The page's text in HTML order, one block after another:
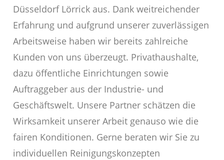
Düsseldorf Lörrick aus. Dank weitreichender
Erfahrung und aufgrund unserer zuverlässigen
Arbeitsweise haben wir bereits zahlreiche
Kunden von uns überzeugt. Privathaushalte,
dazu öffentliche Einrichtungen sowie
Auftraggeber aus der Industrie- und
Geschäftswelt. Unsere Partner schätzen die
Wirksamkeit unserer Arbeit genauso wie die
fairen Konditionen. Gerne beraten wir Sie zu
individuellen Reinigungskonzepten